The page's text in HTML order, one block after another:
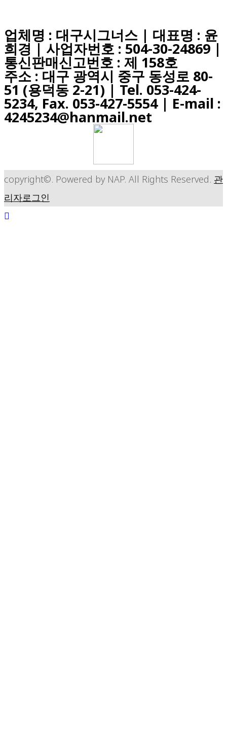
업체명 : 대구시그너스 | 대표명 : 윤
희경 | 사업자번호 : 504-30-24869 |
통신판매신고번호 : 제 158호
주소 : 대구 광역시 중구 동성로 80-
51 (용덕동 2-21) | Tel. 053-424-
5234, Fax. 053-427-5554| E-mail :
4245234@hanmail.net
copyright©. Powered by NAP. All Rights Reserved. 관
리자로그인